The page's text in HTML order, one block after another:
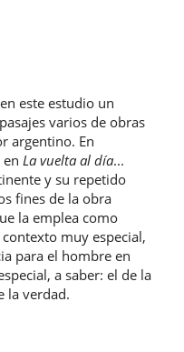
este estudio un
varios de obras
argentino. En
La vuelta al día...
y su repetido
fines de la obra
la emplea como
muy especial,
para el hombre en
a saber: el de la
la verdad.